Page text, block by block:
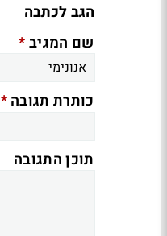
הגב לכתבה
שם המגיב*
כותרת תגובה*
תוכן התגובה